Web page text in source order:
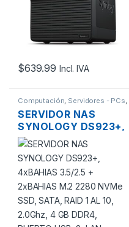
$639.99 Incl. IVA
Computación Servidores - PCs
Servidores NAS
SERVIDOR NAS
SYNOLOGY DS923+,
4XBAHIAS 3.5/2.5 +
2XBAHIAS M.2 2280
NVME SSD, SATA,
RAID 1 AL 10, 2.0GHZ,
4 GB DDR4, PUERTO
USB, 2XLAN